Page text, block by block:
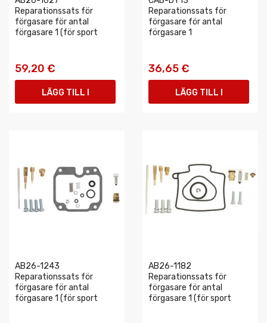
Reparationssats för
förgasare för antal
förgasare 1 (för sport
59,20 €
LÄGG TILL I
Reparationssats för
förgasare för antal
förgasare 1
36,65 €
LÄGG TILL I
AB26-1243
Reparationssats för
förgasare för antal
förgasare 1 (för sport
AB26-1182
Reparationssats för
förgasare för antal
förgasare 1 (för sport